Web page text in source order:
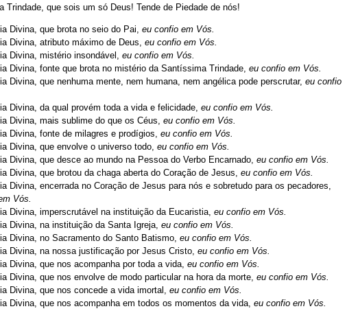
Trindade, que sois um só Deus! Tende de Piedade de nós!
Divina, que brota no seio do Pai, eu confio em Vós.
Divina, atributo máximo de Deus, eu confio em Vós.
Divina, mistério insondável, eu confio em Vós.
Divina, fonte que brota no mistério da Santíssima Trindade, eu confio em Vós.
Divina, que nenhuma mente, nem humana, nem angélica pode perscrutar, eu confio
Divina, da qual provém toda a vida e felicidade, eu confio em Vós.
Divina, mais sublime do que os Céus, eu confio em Vós.
Divina, fonte de milagres e prodígios, eu confio em Vós.
Divina, que envolve o universo todo, eu confio em Vós.
Divina, que desce ao mundo na Pessoa do Verbo Encarnado, eu confio em Vós.
Divina, que brotou da chaga aberta do Coração de Jesus, eu confio em Vós.
Divina, encerrada no Coração de Jesus para nós e sobretudo para os pecadores,
Vós.
Divina, imperscrutável na instituição da Eucaristia, eu confio em Vós.
Divina, na instituição da Santa Igreja, eu confio em Vós.
Divina, no Sacramento do Santo Batismo, eu confio em Vós.
Divina, na nossa justificação por Jesus Cristo, eu confio em Vós.
Divina, que nos acompanha por toda a vida, eu confio em Vós.
Divina, que nos envolve de modo particular na hora da morte, eu confio em Vós.
Divina, que nos concede a vida imortal, eu confio em Vós.
Divina, que nos acompanha em todos os momentos da vida, eu confio em Vós.